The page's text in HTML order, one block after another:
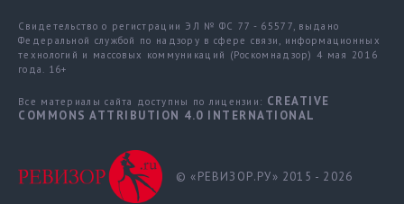
Свидетельство о регистрации ЭЛ № ФС 77 - 65577, выдано
Федеральной службой по надзору в сфере связи, информационных
технологий и массовых коммуникаций (Роскомнадзор) 4 мая 2016
года. 16+
Все материалы сайта доступны по лицензии: CREATIVE
COMMONS ATTRIBUTION 4.0 INTERNATIONAL
© «РЕВИЗОР.РУ» 2015 - 2026